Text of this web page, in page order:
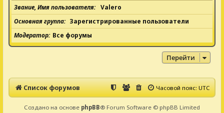
Звание, Имя пользователя
Valero
Основная группа
Зарегистрированные пользователи
Модератор Все форумы
Перейти
Список форумов Часовой пояс:UTC
Создано на основе phpBB® Forum Software © phpBB Limited